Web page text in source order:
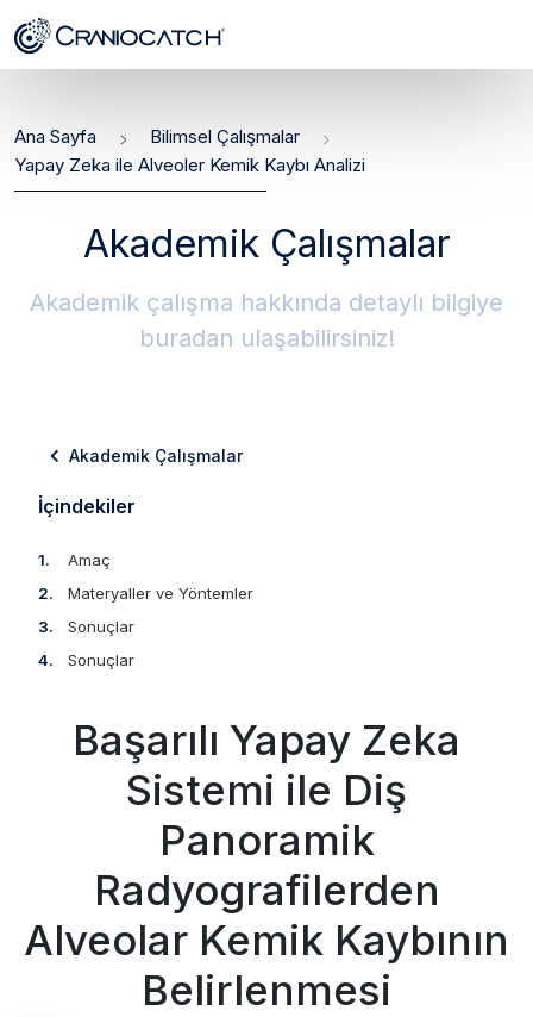
Ana Sayfa
Bilimsel Çalışmalar
Yapay Zeka ile Alveoler Kemik Kaybı Analizi
Akademik Çalışmalar
Akademik çalışma hakkında detaylı bilgiye
buradan ulaşabilirsiniz!
Akademik Çalışmalar
İçindekiler
Amaç
Materyaller ve Yöntemler
Sonuçlar
Sonuçlar
Başarılı Yapay Zeka
Sistemi ile Diş
Panoramik
Radyografilerden
Alveolar Kemik Kaybının
Belirlenmesi